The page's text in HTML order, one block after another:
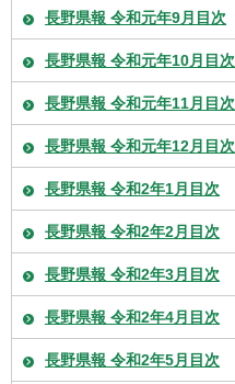
長野県報 令和元年9月目次
長野県報 令和元年10月目次
長野県報 令和元年11月目次
長野県報 令和元年12月目次
長野県報 令和2年1月目次
長野県報 令和2年2月目次
長野県報 令和2年3月目次
長野県報 令和2年4月目次
長野県報 令和2年5月目次